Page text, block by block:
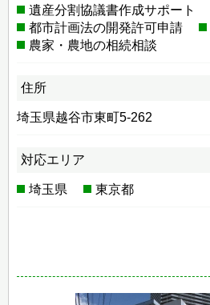
遺産分割協議書作成サポート
都市計画法の開発許可申請
農家・農地の相続相談
住所
埼玉県越谷市東町5-262
対応エリア
埼玉県 東京都